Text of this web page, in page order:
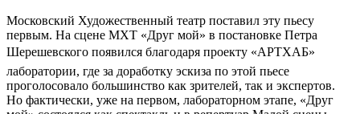
Московский Художественный театр поставил эту пьесу
первым. На сцене МХТ «Друг мой» в постановке Петра
Шерешевского появился благодаря проекту «АРТХАБ» 
лаборатории, где за доработку эскиза по этой пьесе
проголосовало большинство как зрителей, так и экспертов.
Но фактически, уже на первом, лабораторном этапе, «Друг